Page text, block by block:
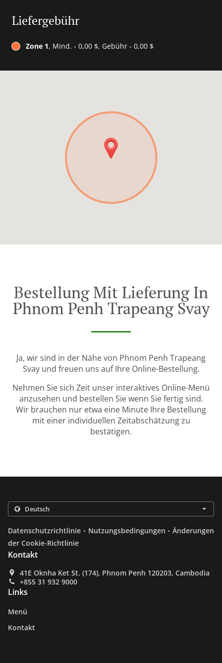
Liefergebühr
Zone 1, Mind. - 0,00 $, Gebühr - 0,00 $
Bestellung Mit Lieferung In
Phnom Penh Trapeang Svay
Ja, wir sind in der Nähe von Phnom Penh Trapeang
Svay und freuen uns auf Ihre Online-Bestellung.
Nehmen Sie sich Zeit unser interaktives Online-Menü
anzusehen und bestellen Sie wenn Sie fertig sind.
Wir brauchen nur etwa eine Minute Ihre Bestellung
mit einer individuellen Zeitabschätzung zu
bestätigen.
Datenschutzrichtlinie . Nutzungsbedingungen . Änderungen
der Cookie-Richtlinie
Kontakt
41E Oknha Ket St. (174), Phnom Penh 120203, Cambodia
+855 31 932 9000
Links
Menü
Kontakt